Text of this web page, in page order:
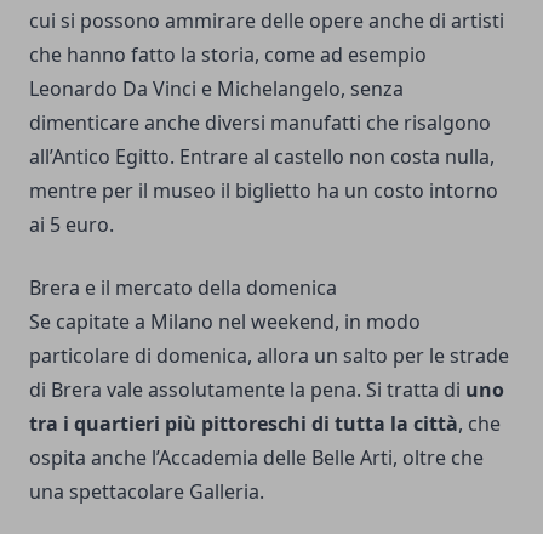
cui si possono ammirare delle opere anche di artisti
che hanno fatto la storia, come ad esempio
Leonardo Da Vinci e Michelangelo, senza
dimenticare anche diversi manufatti che risalgono
all’Antico Egitto. Entrare al castello non costa nulla,
mentre per il museo il biglietto ha un costo intorno
ai 5 euro.
Brera e il mercato della domenica
Se capitate a Milano nel weekend, in modo
particolare di domenica, allora un salto per le strade
di Brera vale assolutamente la pena. Si tratta di uno
tra i quartieri più pittoreschi di tutta la città, che
ospita anche l’Accademia delle Belle Arti, oltre che
una spettacolare Galleria.